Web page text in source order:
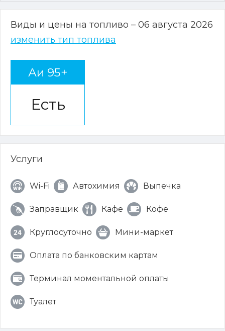
Виды и цены на топливо – 06 августа 2026
изменить тип топлива
Аи 95+
Есть
Услуги
Wi-Fi Автохимия Выпечка
Заправщик Кафе Кофе
Круглосуточно Мини-маркет
Оплата по банковским картам
Терминал моментальной оплаты
Туалет